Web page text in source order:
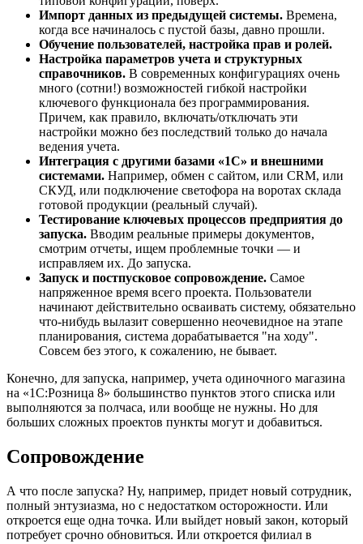
Импорт данных из предыдущей системы. Времена,
когда все начиналось с пустой базы, давно прошли.
Обучение пользователей, настройка прав и ролей.
Настройка параметров учета и структурных
справочников. В современных конфигурациях очень
много (сотни!) возможностей гибкой настройки
ключевого функционала без программирования.
Причем, как правило, включать/отключать эти
настройки можно без последствий только до начала
ведения учета.
Интеграция с другими базами «1С» и внешними
системами. Например, обмен с сайтом, или CRM, или
СКУД, или подключение светофора на воротах склада
готовой продукции (реальный случай).
Тестирование ключевых процессов предприятия до
запуска. Вводим реальные примеры документов,
смотрим отчеты, ищем проблемные точки — и
исправляем их. До запуска.
Запуск и постпусковое сопровождение. Самое
напряженное время всего проекта. Пользователи
начинают действительно осваивать систему, обязательно
что-нибудь вылазит совершенно неочевидное на этапе
планирования, система дорабатывается "на ходу".
Совсем без этого, к сожалению, не бывает.
Конечно, для запуска, например, учета одиночного магазина
на «1С:Розница 8» большинство пунктов этого списка или
выполняются за полчаса, или вообще не нужны. Но для
больших сложных проектов пункты могут и добавиться.
Сопровождение
А что после запуска? Ну, например, придет новый сотрудник,
полный энтузиазма, но с недостатком осторожности. Или
откроется еще одна точка. Или выйдет новый закон, который
потребует срочно обновиться. Или откроется филиал в